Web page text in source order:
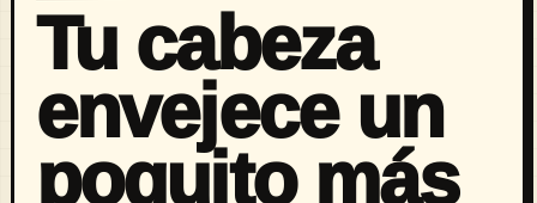
Tu cabeza
envejece un
poquito más